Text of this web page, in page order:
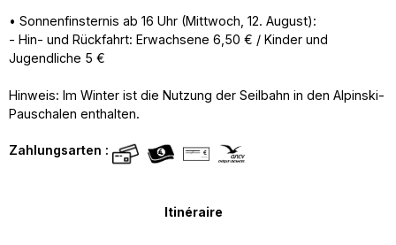
• Sonnenfinsternis ab 16 Uhr (Mittwoch, 12. August):
- Hin- und Rückfahrt: Erwachsene 6,50 € / Kinder und
Jugendliche 5 €
Hinweis: Im Winter ist die Nutzung der Seilbahn in den Alpinski-
Pauschalen enthalten.
Zahlungsarten :
Itinéraire